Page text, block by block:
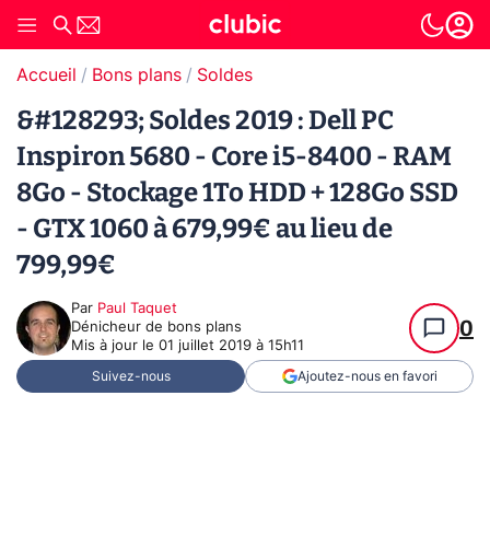
Accueil Bons plans Soldes
&#128293; Soldes 2019 : Dell PC
Inspiron 5680 - Core i5-8400 - RAM
8Go - Stockage 1To HDD + 128Go SSD
- GTX 1060 à 679,99€ au lieu de
799,99€
Par Paul Taquet
Dénicheur de bons plans
Mis à jour le 01 juillet 2019 à 15h11
0
Suivez-nous Ajoutez-nous en favori